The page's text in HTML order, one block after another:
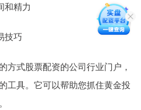
和精力
技巧
方式股票配资的公司行业门户，
工具。它可以帮助您抓住黄金投